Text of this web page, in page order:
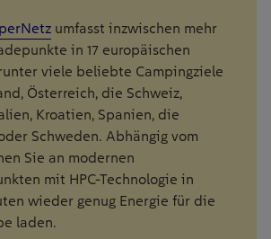
umfasst inzwischen mehr
in 17 europäischen
viele beliebte Campingziele
Österreich, die Schweiz,
Kroatien, Spanien, die
Schweden. Abhängig vom
Sie an modernen
mit HPC-Technologie in
wieder genug Energie für die
laden.